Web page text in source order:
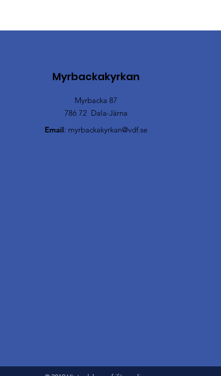
Myrbackakyrkan
Email: myrbackakyrkan@vdf.se
Myrbacka 87
786 72 Dala-Järna